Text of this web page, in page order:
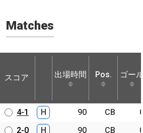
Matches
スコア 出場時間 Pos. ゴー
スコア 出場時間 Pos. ゴー
4-1 H 90 CB
2-0 H 90 CB